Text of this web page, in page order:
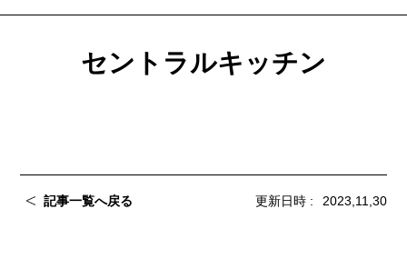
セントラルキッチン
記事一覧へ戻る 更新日時 : 2023,11,30